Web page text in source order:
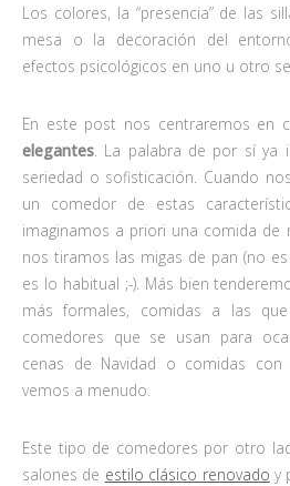
Los colores, la “presencia” de las
mesa o la decoración del
efectos psicológicos en uno u otro
En este post nos centraremos en
elegantes. La palabra de por sí ya
seriedad o sofisticación. Cuando
un comedor de estas
imaginamos a priori una comida de
nos tiramos las migas de pan (no
es lo habitual ;-). Más bien
más formales, comidas a las
comedores que se usan para
cenas de Navidad o comidas
vemos a menudo.
Este tipo de comedores por otro
salones de estilo clásico renovado y